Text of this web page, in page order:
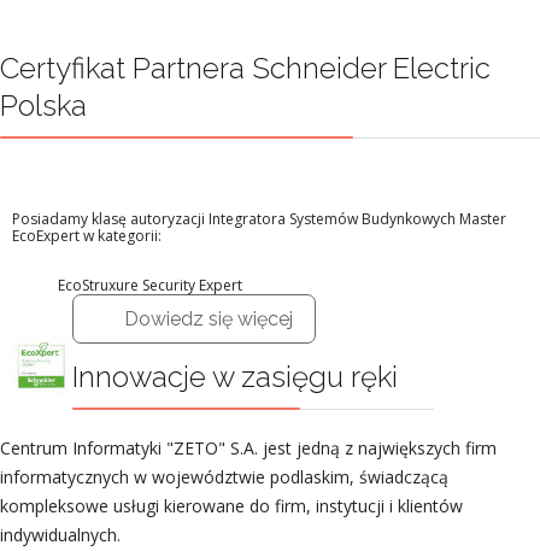
Certyfikat Partnera Schneider Electric
Polska
Posiadamy klasę autoryzacji Integratora Systemów Budynkowych Master
EcoExpert w kategorii:
EcoStruxure Security Expert
Dowiedz się więcej
Innowacje w zasięgu ręki
Centrum Informatyki "ZETO" S.A. jest jedną z największych firm
informatycznych w województwie podlaskim, świadczącą
kompleksowe usługi kierowane do firm, instytucji i klientów
indywidualnych.